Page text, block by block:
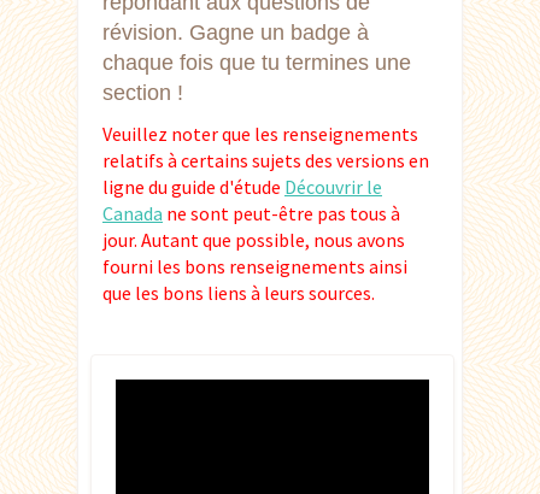
révision. Gagne un badge à
chaque fois que tu termines une
section !
Veuillez noter que les renseignements
relatifs à certains sujets des versions en
ligne du guide d'étude Découvrir le
Canada ne sont peut-être pas tous à
jour. Autant que possible, nous avons
fourni les bons renseignements ainsi
que les bons liens à leurs sources.